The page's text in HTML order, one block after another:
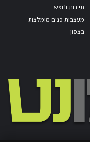
תיירות ונופש
מעצבות פנים מומלצות
בצפון